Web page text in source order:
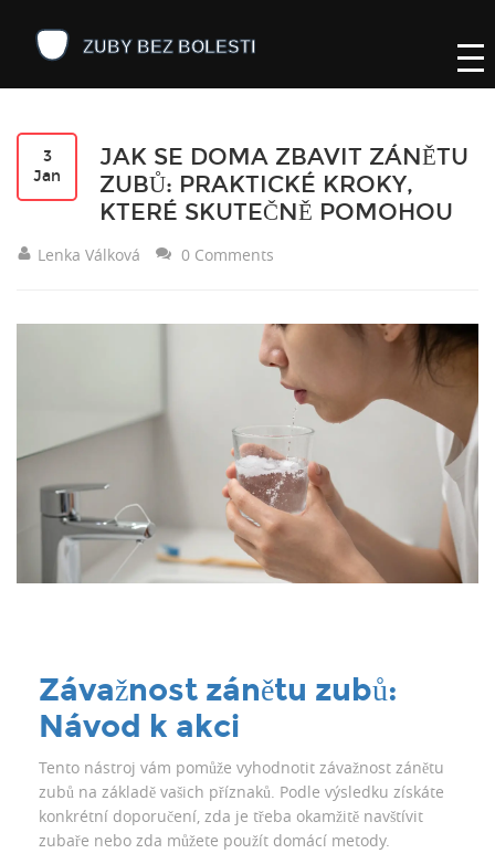
3
Jan
JAK SE DOMA ZBAVIT ZÁNĚTU
ZUBŮ: PRAKTICKÉ KROKY,
KTERÉ SKUTEČNĚ POMOHOU
Lenka Válková 0 Comments
Závažnost zánětu zubů:
Návod k akci
Tento nástroj vám pomůže vyhodnotit závažnost zánětu
zubů na základě vašich příznaků. Podle výsledku získáte
konkrétní doporučení, zda je třeba okamžitě navštívit
zubaře nebo zda můžete použít domácí metody.